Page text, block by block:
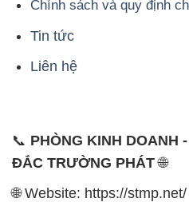
📞
PHÒNG KINH DOANH
ĐẮC TRƯỜNG PHÁT
- 028.3756.1835 -